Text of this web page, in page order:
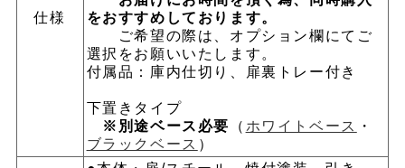
仕様
をおすすめしております。
ご希望の際は、オプション欄にてご
選択をお願いいたします。
付属品：庫内仕切り、扉裏トレー付き
下置きタイプ
※別途ベース必要
（ ホワイトベース
・
ブラックベース ）